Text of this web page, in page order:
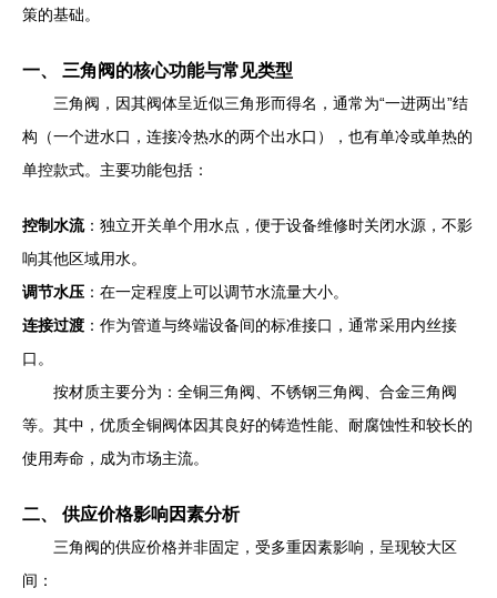
策的基础。
一、 三角阀的核心功能与常见类型
三角阀，因其阀体呈近似三角形而得名，通常为“一进两出”结
构（一个进水口，连接冷热水的两个出水口），也有单冷或单热的
单控款式。主要功能包括：
控制水流：独立开关单个用水点，便于设备维修时关闭水源，不影
响其他区域用水。
调节水压 ：在一定程度上可以调节水流量大小。
连接过渡 ：作为管道与终端设备间的标准接口，通常采用内丝接
口。
按材质主要分为：全铜三角阀、不锈钢三角阀、合金三角阀
等。其中，优质全铜阀体因其良好的铸造性能、耐腐蚀性和较长的
使用寿命，成为市场主流。
二、 供应价格影响因素分析
三角阀的供应价格并非固定，受多重因素影响，呈现较大区
间：